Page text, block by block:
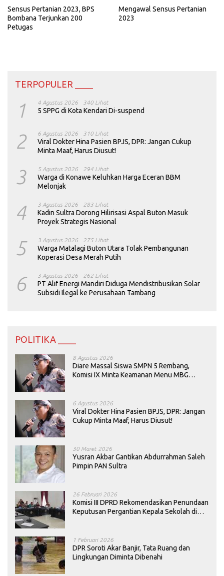
Sensus Pertanian 2023, BPS
Bombana Terjunkan 200
Petugas
Mengawal Sensus Pertanian
2023
TERPOPULER ____
1 4 Agustus 2026 340 Lihat
5 SPPG di Kota Kendari Di-suspend
2 6 Agustus 2026 310 Lihat
Viral Dokter Hina Pasien BPJS, DPR: Jangan Cukup
Minta Maaf, Harus Diusut!
3 5 Agustus 2026 294 Lihat
Warga di Konawe Keluhkan Harga Eceran BBM
Melonjak
4 3 Agustus 2026 283 Lihat
Kadin Sultra Dorong Hilirisasi Aspal Buton Masuk
Proyek Strategis Nasional
5 3 Agustus 2026 275 Lihat
Warga Matalagi Buton Utara Tolak Pembangunan
Koperasi Desa Merah Putih
6 3 Agustus 2026 262 Lihat
PT Alif Energi Mandiri Diduga Mendistribusikan Solar
Subsidi Ilegal ke Perusahaan Tambang
POLITIKA ____
8 Agustus 2026
Diare Massal Siswa SMPN 5 Rembang,
Komisi IX Minta Keamanan Menu MBG
6 Agustus 2026
Viral Dokter Hina Pasien BPJS, DPR: Jangan
Cukup Minta Maaf, Harus Diusut!
30 Maret 2026
Yusran Akbar Gantikan Abdurrahman Saleh
Pimpin PAN Sultra
26 Februari 2026
Komisi III DPRD Rekomendasikan Penundaan
Keputusan Pergantian Kepala Sekolah di
1 Februari 2026
DPR Soroti Akar Banjir, Tata Ruang dan
Lingkungan Diminta Dibenahi